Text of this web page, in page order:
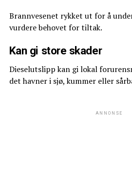
Brannvesenet rykket ut for å
vurdere behovet for tiltak.
Kan gi store skader
Dieselutslipp kan gi lokal
det havner i sjø, kummer eller
ANNONSE